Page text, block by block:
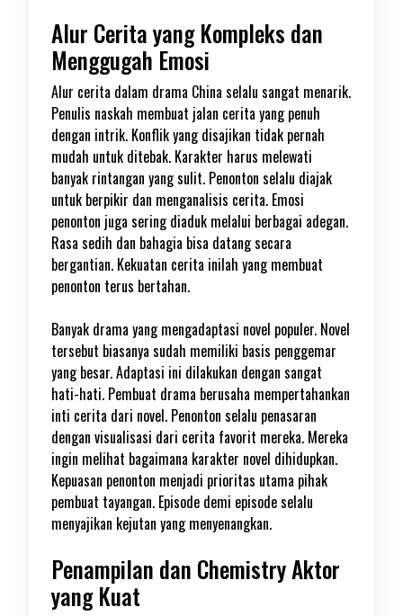
Alur Cerita yang Kompleks dan
Menggugah Emosi
Alur cerita dalam drama China selalu sangat menarik.
Penulis naskah membuat jalan cerita yang penuh
dengan intrik. Konflik yang disajikan tidak pernah
mudah untuk ditebak. Karakter harus melewati
banyak rintangan yang sulit. Penonton selalu diajak
untuk berpikir dan menganalisis cerita. Emosi
penonton juga sering diaduk melalui berbagai adegan.
Rasa sedih dan bahagia bisa datang secara
bergantian. Kekuatan cerita inilah yang membuat
penonton terus bertahan.
Banyak drama yang mengadaptasi novel populer. Novel
tersebut biasanya sudah memiliki basis penggemar
yang besar. Adaptasi ini dilakukan dengan sangat
hati-hati. Pembuat drama berusaha mempertahankan
inti cerita dari novel. Penonton selalu penasaran
dengan visualisasi dari cerita favorit mereka. Mereka
ingin melihat bagaimana karakter novel dihidupkan.
Kepuasan penonton menjadi prioritas utama pihak
pembuat tayangan. Episode demi episode selalu
menyajikan kejutan yang menyenangkan.
Penampilan dan Chemistry Aktor
yang Kuat